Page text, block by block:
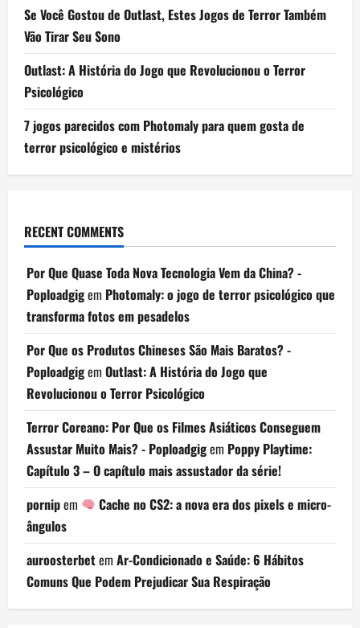
Se Você Gostou de Outlast, Estes Jogos de Terror Também
Vão Tirar Seu Sono
Outlast: A História do Jogo que Revolucionou o Terror
Psicológico
7 jogos parecidos com Photomaly para quem gosta de
terror psicológico e mistérios
RECENT COMMENTS
Por Que Quase Toda Nova Tecnologia Vem da China? -
Poploadgigem Photomaly: o jogo de terror psicológico que
transforma fotos em pesadelos
Por Que os Produtos Chineses São Mais Baratos? -
Poploadgigem Outlast: A História do Jogo que
Revolucionou o Terror Psicológico
Terror Coreano: Por Que os Filmes Asiáticos Conseguem
Assustar Muito Mais? - Poploadgigem Poppy Playtime:
Capítulo 3 – O capítulo mais assustador da série!
pornipem
Cache no CS2: a nova era dos pixels e micro-
ângulos
auroosterbetem Ar-Condicionado e Saúde: 6 Hábitos
Comuns Que Podem Prejudicar Sua Respiração